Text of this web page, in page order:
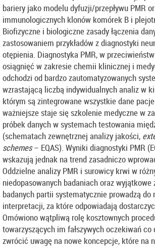
bariery jako modelu dyfuzji/przepływu PMR
immunologicznych klonów komórek B i
Biofizyczne i biologiczne zasady łączenia
zastosowaniem przykładów z diagnostyki
otępienia. Diagnostyka PMR, w
osiągnięć w zakresie chemii klinicznej i
odchodzi od bardzo zautomatyzowanych
wzrastającą liczbą indywidualnych analiz w
którym są zintegrowane wszystkie dane
ważniejsze staje się szkolenie medyczne w
próbek danych w systemach testowania
(schematach zewnętrznej analizy jakości,
schemes– EQAS). Wyniki diagnostyki PMR
wskazują jednak na trend zasadniczo
Oddzielne analizy PMR i surowicy krwi w
niedopasowanych badaniach oraz wyjątkowe
badanych partii systematycznie prowadzą do
interpretacji, za które odpowiadają
Omówiono wątpliwą rolę kosztownych
towarzyszących im fałszywych oczekiwań
zwrócić uwagę na nowe koncepcje, które na